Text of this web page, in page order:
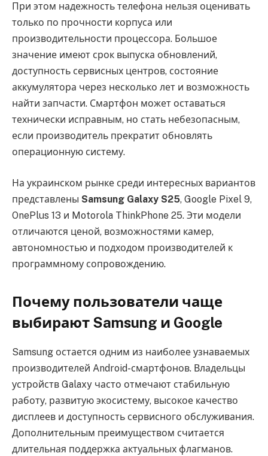
При этом надежность телефона нельзя оценивать
только по прочности корпуса или
производительности процессора. Большое
значение имеют срок выпуска обновлений,
доступность сервисных центров, состояние
аккумулятора через несколько лет и возможность
найти запчасти. Смартфон может оставаться
технически исправным, но стать небезопасным,
если производитель прекратит обновлять
операционную систему.
На украинском рынке среди интересных вариантов
представлены Samsung Galaxy S25, Google Pixel 9,
OnePlus 13 и Motorola ThinkPhone 25. Эти модели
отличаются ценой, возможностями камер,
автономностью и подходом производителей к
программному сопровождению.
Почему пользователи чаще
выбирают Samsung и Google
Samsung остается одним из наиболее узнаваемых
производителей Android-смартфонов. Владельцы
устройств Galaxy часто отмечают стабильную
работу, развитую экосистему, высокое качество
дисплеев и доступность сервисного обслуживания.
Дополнительным преимуществом считается
длительная поддержка актуальных флагманов.